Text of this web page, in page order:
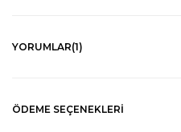
YORUMLAR(1)
ÖDEME SEÇENEKLERI